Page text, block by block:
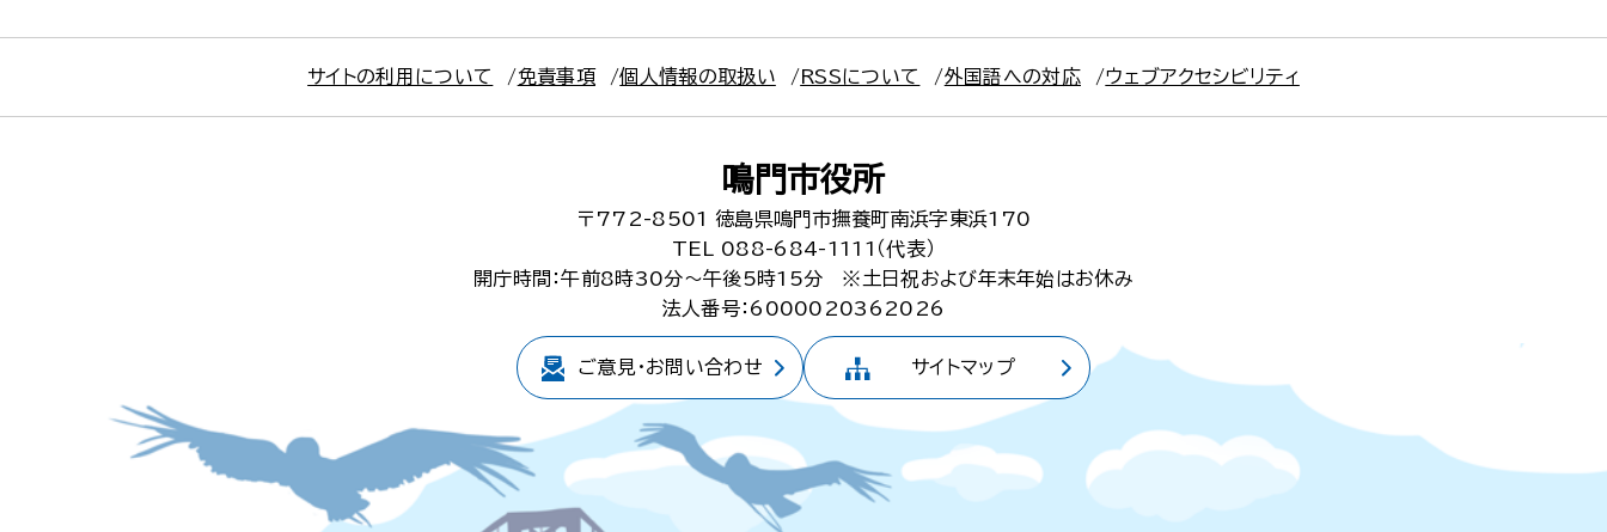
サイトの利用について 免責事項 個人情報の取扱い RSSについて 外国語への対応 ウェブアクセシビリティ
鳴門市役所
〒772-8501
徳島県鳴門市撫養町南浜字東浜170
TEL 088-684-1111（代表）
開庁時間：午前8時30分～午後5時15分
※土日祝および年末年始はお休み
法人番号：6000020362026
ご意見・お問い合わせ サイトマップ